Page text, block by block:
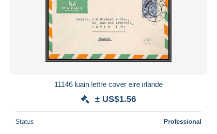
11146 luain lettre cover eire irlande
± US$1.56
Status Professional